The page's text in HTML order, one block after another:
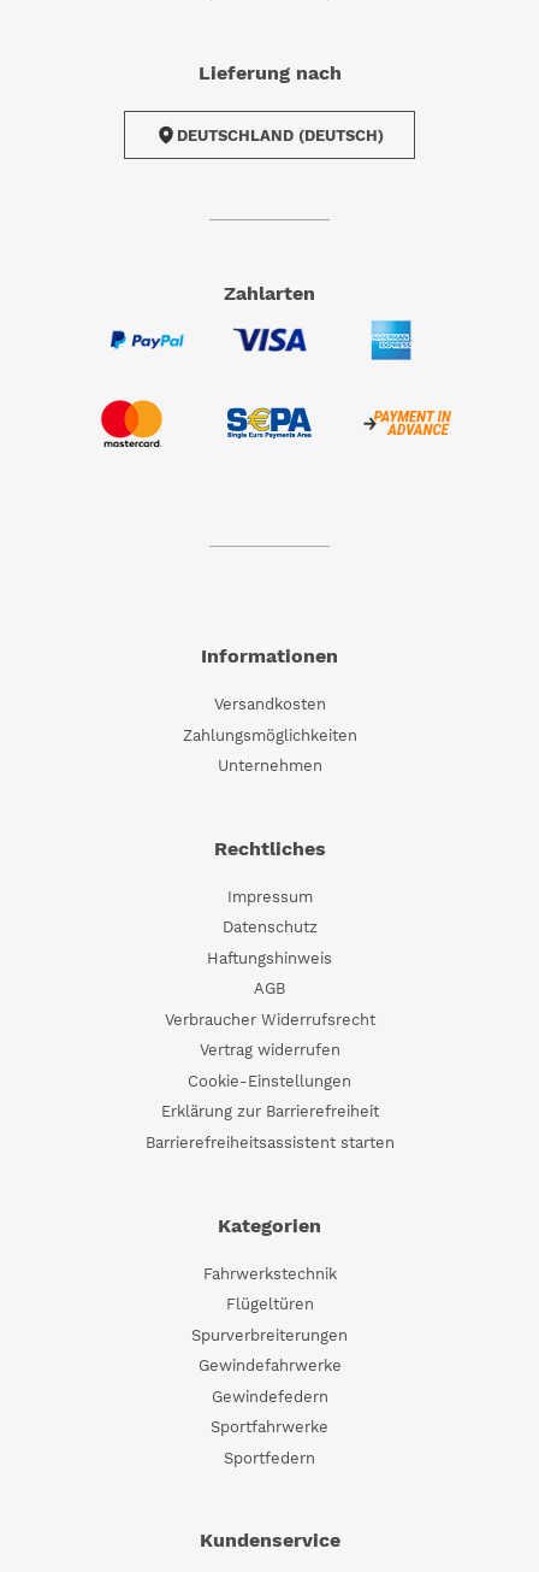
Lieferung nach
DEUTSCHLAND (DEUTSCH)
Zahlarten
Informationen
Versandkosten
Zahlungsmöglichkeiten
Unternehmen
Rechtliches
Impressum
Datenschutz
Haftungshinweis
AGB
Verbraucher Widerrufsrecht
Vertrag widerrufen
Cookie-Einstellungen
Erklärung zur Barrierefreiheit
Barrierefreiheitsassistent starten
Kategorien
Fahrwerkstechnik
Flügeltüren
Spurverbreiterungen
Gewindefahrwerke
Gewindefedern
Sportfahrwerke
Sportfedern
Kundenservice